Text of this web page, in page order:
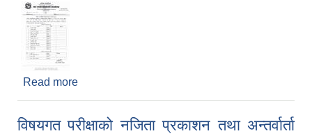
Read more
विषयगत परीक्षाको नजिता प्रकाशन तथा अन्तर्वार्ता